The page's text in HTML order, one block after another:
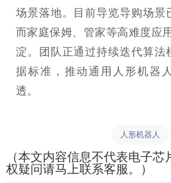
场景落地。目前导览导购场景
而家庭保姆、管家等高难度应
淀。团队正通过持续迭代算法
据标准，推动通用人形机器
透。
人形机器人
（本文内容信息不代表电子
权疑问请马上联系客服。）